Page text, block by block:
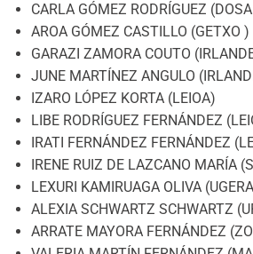
CARLA GÓMEZ RODRÍGUEZ
AROA GÓMEZ CASTILLO (GETXO )
GARAZI ZAMORA COUTO
JUNE MARTÍNEZ ANGULO
IZARO LÓPEZ KORTA (LEIOA)
LIBE RODRÍGUEZ FERNÁNDEZ
IRATI FERNÁNDEZ FERNÁNDEZ
IRENE RUIZ DE LAZCANO MARÍA
LEXURI KAMIRUAGA OLIVA
ALEXIA SCHWARTZ SCHWARTZ
ARRATE MAYORA FERNÁNDEZ